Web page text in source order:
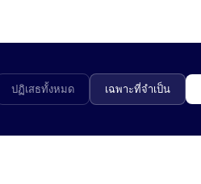
ปฏิเสธทั้งหมด เฉพาะที่จำเป็น